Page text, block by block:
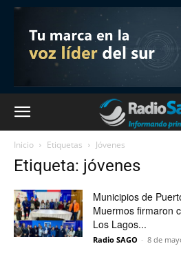
Inicio Etiquetas Jóvenes
Etiqueta: jóvenes
Municipios de
Muermos firmaron
Los Lagos...
Radio SAGO - 8 de